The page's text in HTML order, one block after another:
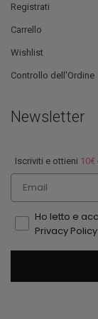
Registrati
Carrello
Wishlist
Controllo dell'Ordine
Newsletter
Iscriviti e ottieni 10€
Email
Ho letto e
Privacy Policy